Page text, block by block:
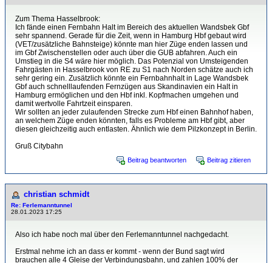
Zum Thema Hasselbrook:
Ich fände einen Fernbahn Halt im Bereich des aktuellen Wandsbek Gbf
sehr spannend. Gerade für die Zeit, wenn in Hamburg Hbf gebaut wird
(VET/zusätzliche Bahnsteige) könnte man hier Züge enden lassen und
im Gbf Zwischenstellen oder auch über die GUB abfahren. Auch ein
Umstieg in die S4 wäre hier möglich. Das Potenzial von Umsteigenden
Fahrgästen in Hasselbrook von RE zu S1 nach Norden schätze auch ich
sehr gering ein. Zusätzlich könnte ein Fernbahnhalt in Lage Wandsbek
Gbf auch schnelllaufenden Fernzügen aus Skandinavien ein Halt in
Hamburg ermöglichen und den Hbf inkl. Kopfmachen umgehen und
damit wertvolle Fahrtzeit einsparen.
Wir sollten an jeder zulaufenden Strecke zum Hbf einen Bahnhof haben,
an welchem Züge enden könnten, falls es Probleme am Hbf gibt, aber
diesen gleichzeitig auch entlasten. Ähnlich wie dem Pilzkonzept in Berlin.
Gruß Citybahn
Beitrag beantworten Beitrag zitieren
christian schmidt
Re: Ferlemanntunnel
28.01.2023 17:25
Also ich habe noch mal über den Ferlemanntunnel nachgedacht.
Erstmal nehme ich an dass er kommt - wenn der Bund sagt wird
brauchen alle 4 Gleise der Verbindungsbahn, und zahlen 100% der